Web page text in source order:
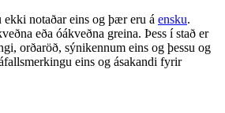
notaðar eins og þær eru á ensku.
eða óákveðna greina. Þess í stað er
orðaröð, sýnikennum eins og þessu og
eins og ásakandi fyrir